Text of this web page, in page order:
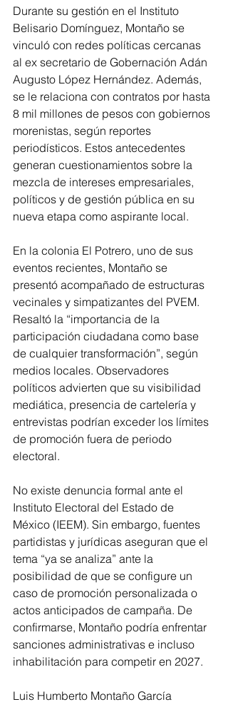
Durante su gestión en el Instituto
Belisario Domínguez, Montaño se
vinculó con redes políticas cercanas
al ex secretario de Gobernación Adán
Augusto López Hernández. Además,
se le relaciona con contratos por hasta
8 mil millones de pesos con gobiernos
morenistas, según reportes
periodísticos. Estos antecedentes
generan cuestionamientos sobre la
mezcla de intereses empresariales,
políticos y de gestión pública en su
nueva etapa como aspirante local.
En la colonia El Potrero, uno de sus
eventos recientes, Montaño se
presentó acompañado de estructuras
vecinales y simpatizantes del PVEM.
Resaltó la “importancia de la
participación ciudadana como base
de cualquier transformación”, según
medios locales. Observadores
políticos advierten que su visibilidad
mediática, presencia de cartelería y
entrevistas podrían exceder los límites
de promoción fuera de periodo
electoral.
No existe denuncia formal ante el
Instituto Electoral del Estado de
México (IEEM). Sin embargo, fuentes
partidistas y jurídicas aseguran que el
tema “ya se analiza” ante la
posibilidad de que se configure un
caso de promoción personalizada o
actos anticipados de campaña. De
confirmarse, Montaño podría enfrentar
sanciones administrativas e incluso
inhabilitación para competir en 2027.
Luis Humberto Montaño García